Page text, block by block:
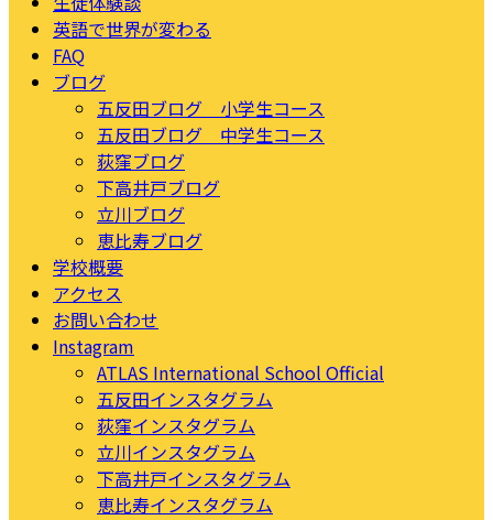
英語で世界が変わる
FAQ
ブログ
五反田ブログ 小学生コース
五反田ブログ 中学生コース
荻窪ブログ
下高井戸ブログ
立川ブログ
恵比寿ブログ
学校概要
アクセス
お問い合わせ
Instagram
ATLAS International School Official
五反田インスタグラム
荻窪インスタグラム
立川インスタグラム
下高井戸インスタグラム
恵比寿インスタグラム